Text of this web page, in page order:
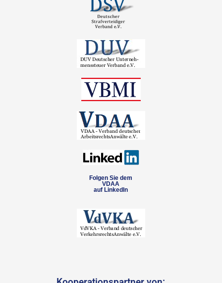
Folgen Sie dem
VDAA
auf LinkedIn